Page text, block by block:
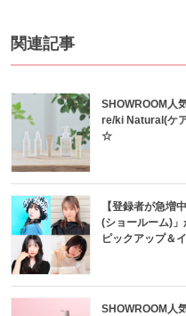
関連記事
SHOWROOM人
re/ki Natural(ケ
☆
【登録者が急増
(ショールーム)
ピックアップ＆
SHOWROOM人